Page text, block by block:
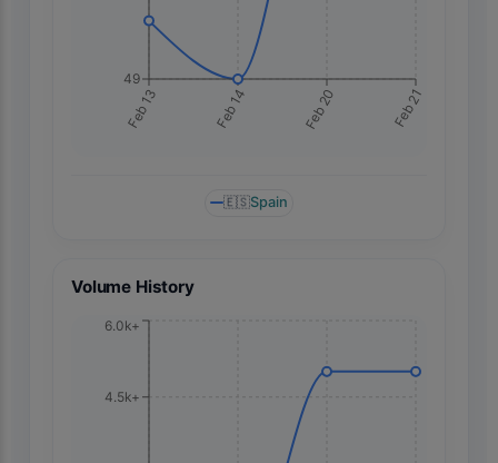
Feb 13 Feb 14 Feb 20 Feb 21
49
🇪🇸Spain
Volume History
4.5k+
6.0k+